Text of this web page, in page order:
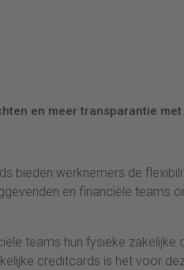
en meer transparantie
bieden werknemers de
en financiële teams
teams hun fysieke
creditcards is het voor